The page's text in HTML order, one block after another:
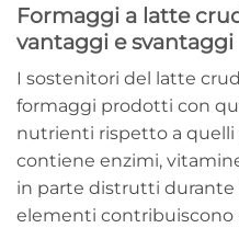
Formaggi a latte
vantaggi e svantaggi
I sostenitori del latte
formaggi prodotti con
nutrienti rispetto a quelli
contiene enzimi,
in parte distrutti durante
elementi contribuiscono